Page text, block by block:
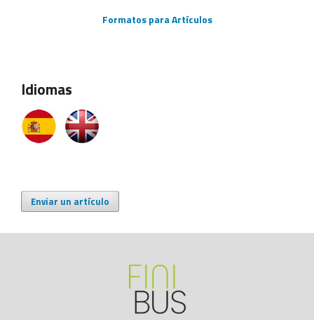
Formatos para Artículos
Idiomas
Enviar un artículo